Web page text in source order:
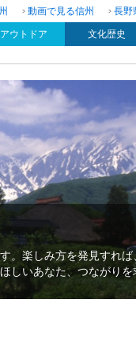
動画で見る信州 長野
アウトドア 文化歴史
。楽しみ方を発見すれ
しいあなた、つながり